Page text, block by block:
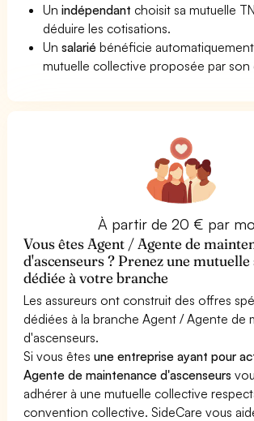
Unindépendant choisit sa mutuelle
déduire les cotisations.
Unsalarié bénéficie automatiquement
mutuelle collective proposée par son
À partir de 20 € par
Vous êtes Agent / Agente de
d'ascenseurs ? Prenez une
dédiée à votre branche
Les assureurs ont construit des offres
dédiées à la branche Agent / Agente de
d'ascenseurs.
Si vous êtesune entreprise ayant pour
Agente de maintenance d'ascenseurs
adhérer à une mutuelle collective
convention collective. SideCare vous